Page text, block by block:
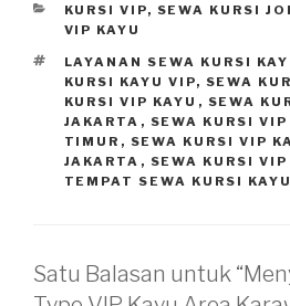
KATEGORI
KURSI VIP, SEWA KURSI
VIP KAYU
TAG
LAYANAN SEWA KURSI
KURSI KAYU VIP, SEWA
KURSI VIP KAYU , SEWA
JAKARTA , SEWA KURSI
TIMUR , SEWA KURSI VIP
JAKARTA , SEWA KURSI VIP
TEMPAT SEWA KURSI
Satu Balasan untuk